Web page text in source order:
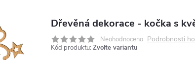
Dřevěná dekorace - kočka s
Neohodnoceno Podrobnosti
Kód produktu: Zvolte variantu